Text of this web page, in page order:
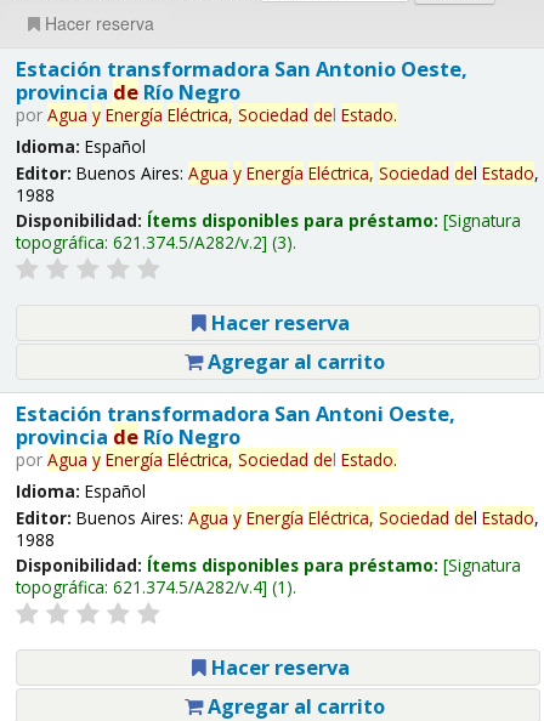
Hacer reserva
Estación transformadora San Antonio Oeste,
provincia deRío Negro
por Agua y Energía Eléctrica, Sociedad del Estado.
Idioma: Español
Editor: Buenos Aires: Agua y Energía Eléctrica, Sociedad del Estado,
1988
Disponibilidad: Ítems disponibles para préstamo: Signatura
topográfica: 621.374.5/A282/v.2 (3).
Hacer reserva
Agregar al carrito
Estación transformadora San Antoni Oeste,
provincia deRío Negro
por Agua y Energía Eléctrica, Sociedad del Estado.
Idioma: Español
Editor: Buenos Aires: Agua y Energía Eléctrica, Sociedad del Estado,
1988
Disponibilidad: Ítems disponibles para préstamo: Signatura
topográfica: 621.374.5/A282/v.4 (1).
Hacer reserva
Agregar al carrito